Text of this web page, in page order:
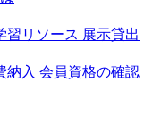
習リソース 展示貸出
納入 会員資格の確認